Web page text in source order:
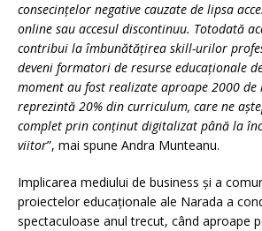
consecințelor negative cauzate de lipsa
online sau accesul discontinuu. Totodată
contribui la îmbunătățirea skill-urilor
deveni formatori de resurse educaționale
moment au fost realizate aproape 2000 de
reprezintă 20% din curriculum, care ne
complet prin conținut digitalizat până la
viitor”, mai spune Andra Munteanu.
Implicarea mediului de business și a
proiectelor educaționale ale Narada a
spectaculoase anul trecut, când aproape